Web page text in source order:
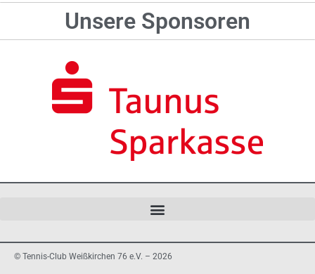
Unsere Sponsoren
© Tennis-Club Weißkirchen 76 e.V. – 2026